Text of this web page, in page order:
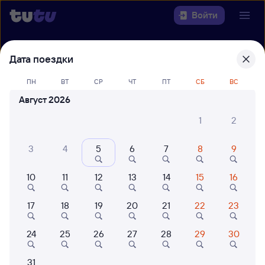
Войти
Выберите день, чтобы найти
22 года работаем для вас
Когда
Найти поезда
Дата поездки
ПН ВТ СР ЧТ ПТ СБ ВС
Август 2026
1
2
3 4 5 6 7 8 9
10 11 12 13 14 15 16
17 18 19 20 21 22 23
24 25 26 27 28 29 30
31